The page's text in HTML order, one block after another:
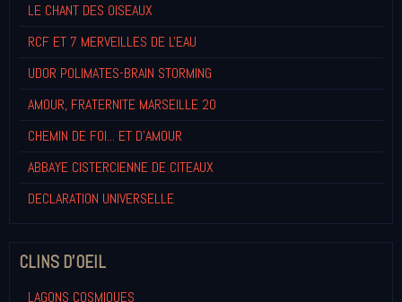
LE CHANT DES OISEAUX
RCF ET 7 MERVEILLES DE L'EAU
UDOR POLIMATES-BRAIN STORMING
AMOUR, FRATERNITE MARSEILLE 20
CHEMIN DE FOI... ET D'AMOUR
ABBAYE CISTERCIENNE DE CITEAUX
DECLARATION UNIVERSELLE
CLINS D'OEIL
LAGONS COSMIQUES